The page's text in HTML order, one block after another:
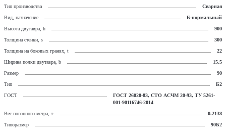
Тип производства
Сварная
Вид, назначение
Б-нормальный
Высота двутавра, h
900
Толщина стенки, s
300
Толщина на боковых гранях, t
22
Ширина полки двутавра, b
15.5
Размер
90
Тип
Б2
ГОСТ
ГОСТ 26020-83, СТО АСЧМ 20-93, ТУ 5261-
001-90116746-2014
Вес погонного метра, т.
0.2138
Типоразмер
90Б2